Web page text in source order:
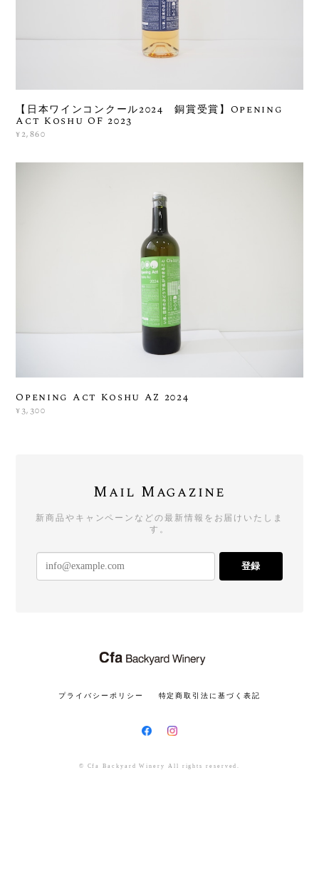
【日本ワインコンクール2024 銅賞受賞】Opening
Act Koshu OF 2023
¥2,860
Opening Act Koshu AZ 2024
¥3,300
Mail Magazine
新商品やキャンペーンなどの最新情報をお届けいたしま
す。
登録
プライバシーポリシー 特定商取引法に基づく表記
© Cfa Backyard Winery All rights reserved.